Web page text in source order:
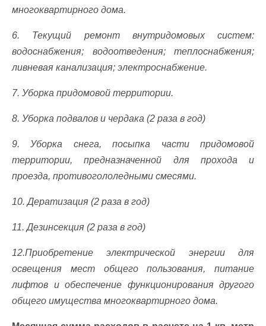
многоквартирного дома.
6. Текущий ремонт внутридомовых систем:
водоснабжения; водоотведения; теплоснабжения;
ливневая канализация; электроснабжение.
7. Уборка придомовой территории.
8. Уборка подвалов и чердака (2 раза в год)
9. Уборка снега, посыпка части придомовой
территории, предназначенной для прохода и
проезда, противогололедными смесями.
10. Дератизация (2 раза в год)
11. Дезинсекция (2 раза в год)
12.Приобретение электрической энергии для
освещения мест общего пользования, питание
лифтов и обеспечение функционирования другого
общего имущества многоквартирного дома.